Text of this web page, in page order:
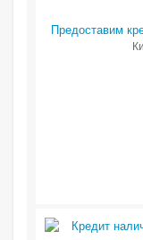
Предоставим